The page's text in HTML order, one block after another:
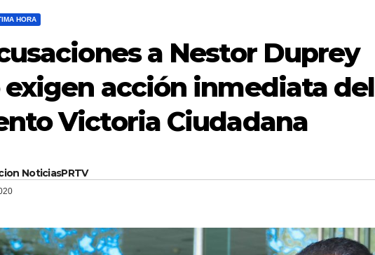
HORA
a Nestor Duprey
exigen acción inmediata del
Victoria Ciudadana
NoticiasPRTV